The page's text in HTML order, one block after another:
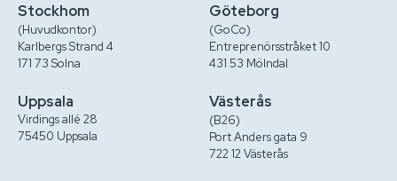
Stockhom
(Huvudkontor)
Karlbergs Strand 4
171 73 Solna
Uppsala
Virdings allé 28
75450 Uppsala
Göteborg
(GoCo)
Entreprenörsstråket 10
431 53 Mölndal
Västerås
(B26)
Port Anders gata 9
722 12 Västerås